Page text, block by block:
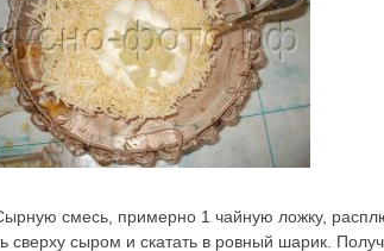
смесь, примерно 1 чайную ложку,
сверху сыром и скатать в ровный шарик.